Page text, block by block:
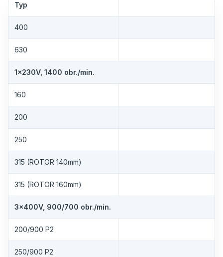
Typ
400
630
1×230V, 1400 obr./min.
160
200
250
315 (ROTOR 140mm)
315 (ROTOR 160mm)
3×400V, 900/700 obr./min.
200/900 P2
250/900 P2